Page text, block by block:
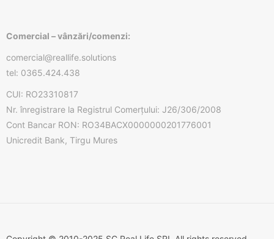
Comercial – vânzări/comenzi:
comercial@reallife.solutions
tel: 0365.424.438
CUI: RO23310817
Nr. înregistrare la Registrul Comerțului: J26/306/2008
Cont Bancar RON: RO34BACX0000000201776001
Unicredit Bank, Tirgu Mures